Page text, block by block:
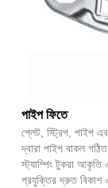
পাইপ ফিতে
প্লেট, স্ট্রিপ, পাইপ
দ্বারা পাইপ বাকল
স্ট্যাম্পিং টুকরা আকৃতি
প্রযুক্তির দ্রুত বিকাশ